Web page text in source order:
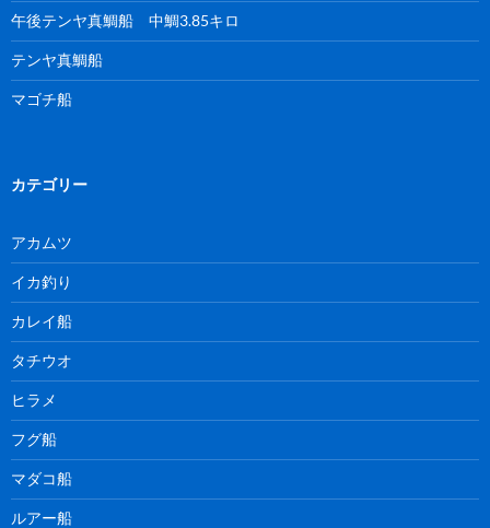
午後テンヤ真鯛船 中鯛3.85キロ
テンヤ真鯛船
マゴチ船
カテゴリー
アカムツ
イカ釣り
カレイ船
タチウオ
ヒラメ
フグ船
マダコ船
ルアー船